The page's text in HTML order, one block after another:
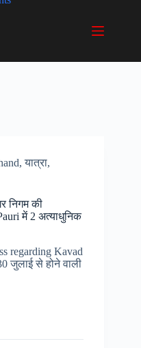
,यात्रा,
निगम की
में 2 अत्याधुनिक
regarding Kavad
जुलाई से होने वाली